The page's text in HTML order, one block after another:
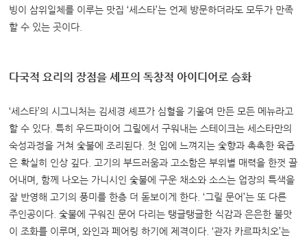
빙이 삼위일체를 이루는 맛집 ‘세스타’는 언제 방문하더라도 모두가 만족
할 수 있는 곳이다.
다국적 요리의 장점을 셰프의 독창적 아이디어로 승화
‘세스타’의 시그니처는 김세경 셰프가 심혈을 기울여 만든 모든 메뉴라고
할 수 있다. 특히 우드파이어 그릴에서 구워내는 스테이크는 세스타만의
숙성과정을 거쳐 숯불에 조리된다. 첫 입에 느껴지는 숯향과 촉촉한 육즙
은 확실히 인상 깊다. 고기의 부드러움과 고소함은 부위별 매력을 한껏 끌
어내며,
함께 나오는 가니시인 숯불에 구운 채소와 소스는 업장의 특색을
잘 반영해 고기의 풍미를 한층 더 돋보이게 한다. ‘그릴 문어’는 또 다른
주인공이다. 숯불에 구워진 문어 다리는 탱글탱글한 식감과 은은한 불맛
이 조화를 이루며,
와인과 페어링 하기에 제격이다. ‘관자 카르파치오’는